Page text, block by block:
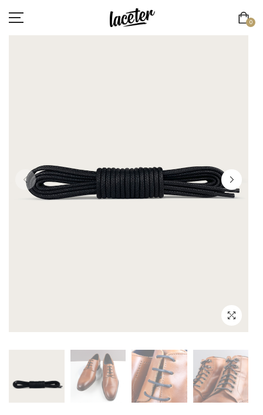
0
CORDONES ELÁSTICOS